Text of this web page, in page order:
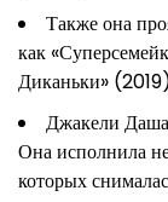
Также она
как
Диканьки»
Джакели Даша
Она исполнила
которых